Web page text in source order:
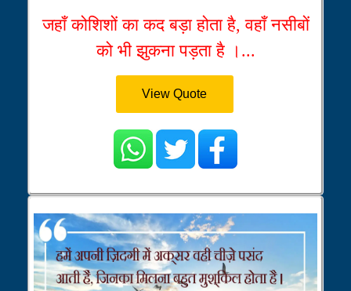
जहाँ कोशिशों का कद बड़ा होता है, वहाँ नसीबों
को भी झुकना पड़ता है ।...
View Quote